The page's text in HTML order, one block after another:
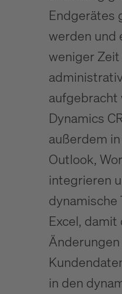
Endgerätes
werden und
weniger
aufgebracht
Dynamics
außerdem
Outlook,
integrieren
dynamische
Excel, damit
Änderungen
in den